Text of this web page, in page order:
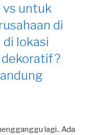
vs untuk
di
di lokasi
dekoratif?
lagi.. Ada